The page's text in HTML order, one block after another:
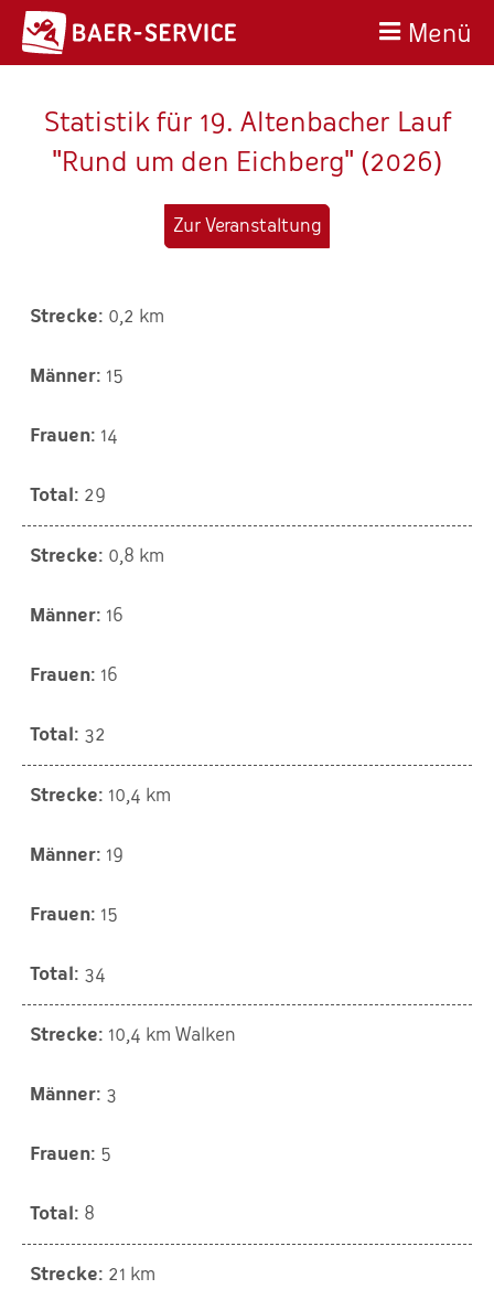
Menü
Statistik für 19. Altenbacher Lauf
"Rund um den Eichberg" (2026)
Zur Veranstaltung
0,2 km
15
14
29
0,8 km
16
16
32
10,4 km
19
15
34
10,4 km Walken
3
5
8
21 km